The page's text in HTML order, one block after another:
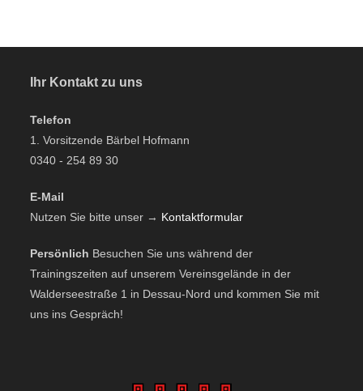
Ihr Kontakt zu uns
Telefon
1. Vorsitzende Bärbel Hofmann
0340 - 254 89 30
E-Mail
Nutzen Sie bitte unser → Kontaktformular
Persönlich Besuchen Sie uns während der
Trainingszeiten auf unserem Vereinsgelände in der
Walderseestraße 1 in Dessau-Nord und kommen Sie mit
uns ins Gespräch!